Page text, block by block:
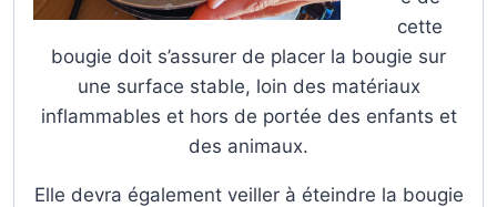
cette
bougie doit s’assurer de placer la bougie sur
une surface stable, loin des matériaux
inflammables et hors de portée des enfants et
des animaux.
Elle devra également veiller à éteindre la bougie